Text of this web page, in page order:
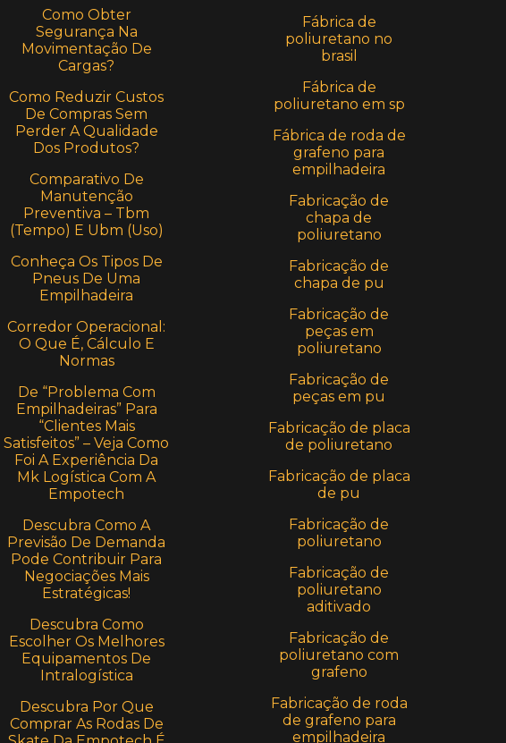
Como Obter
Segurança Na
Movimentação De
Cargas?
Como Reduzir Custos
De Compras Sem
Perder A Qualidade
Dos Produtos?
Comparativo De
Manutenção
Preventiva – Tbm
(Tempo) E Ubm (Uso)
Conheça Os Tipos De
Pneus De Uma
Empilhadeira
Corredor Operacional:
O Que É, Cálculo E
Normas
De “Problema Com
Empilhadeiras” Para
“Clientes Mais
Satisfeitos” – Veja Como
Foi A Experiência Da
Mk Logística Com A
Empotech
Descubra Como A
Previsão De Demanda
Pode Contribuir Para
Negociações Mais
Estratégicas!
Descubra Como
Escolher Os Melhores
Equipamentos De
Intralogística
Descubra Por Que
Comprar As Rodas De
Fábrica de
poliuretano no
brasil
Fábrica de
poliuretano em sp
Fábrica de roda de
grafeno para
empilhadeira
Fabricação de
chapa de
poliuretano
Fabricação de
chapa de pu
Fabricação de
peças em
poliuretano
Fabricação de
peças em pu
Fabricação de placa
de poliuretano
Fabricação de placa
de pu
Fabricação de
poliuretano
Fabricação de
poliuretano
aditivado
Fabricação de
poliuretano com
grafeno
Fabricação de roda
de grafeno para
empilhadeira